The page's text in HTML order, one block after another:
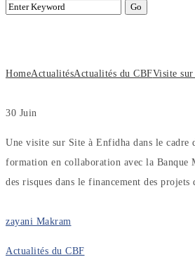
HomeActualitésActualités du CBFVisite
30 Juin
Une visite sur Site à Enfidha dans le cadre
formation en collaboration avec la Banque
des risques dans le financement des projets
zayani Makram
Actualités du CBF